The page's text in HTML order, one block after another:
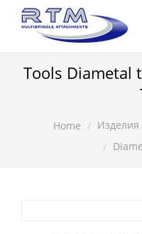
Tools Diametal
Home Изделия